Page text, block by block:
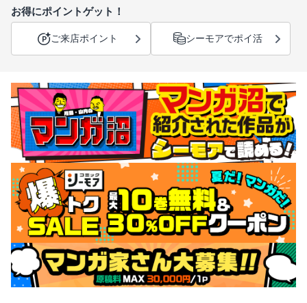
お得にポイントゲット！
ご来店ポイント シーモアでポイ活